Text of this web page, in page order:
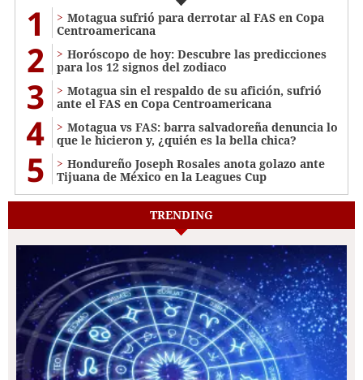
1
Motagua sufrió para derrotar al FAS en Copa
Centroamericana
2
Horóscopo de hoy: Descubre las predicciones
para los 12 signos del zodiaco
3
Motagua sin el respaldo de su afición, sufrió
ante el FAS en Copa Centroamericana
4
Motagua vs FAS: barra salvadoreña denuncia lo
que le hicieron y, ¿quién es la bella chica?
5
Hondureño Joseph Rosales anota golazo ante
Tijuana de México en la Leagues Cup
TRENDING